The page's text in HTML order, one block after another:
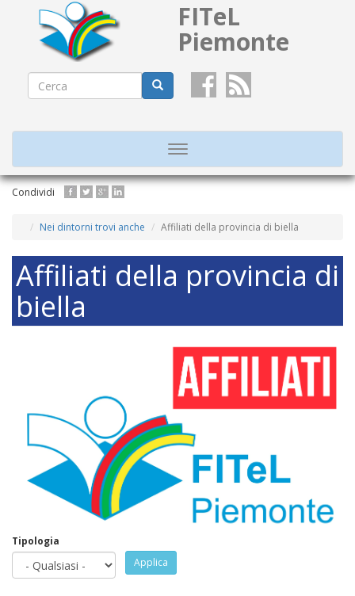
Salta
principale
FITeL
Piemonte
Form
ricerca
Toggle
Condividi
Nei dintorni trovi anche Affiliati della provincia di biella
Affiliati della provincia di
biella
Tipologia
Applica